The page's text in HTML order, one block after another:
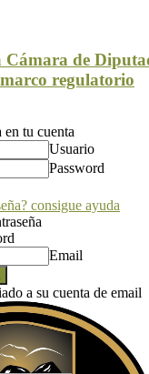
de
regulatorio
en tu cuenta
Usuario
Password
consigue ayuda
Email
a su cuenta de email